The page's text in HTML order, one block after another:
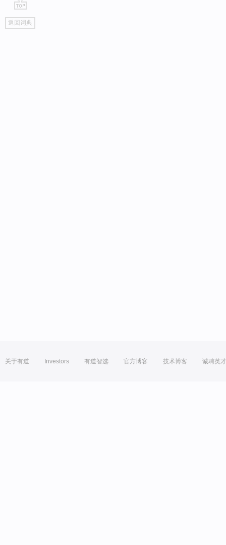
go
top
返回词典
关于有道 Investors 有道智选 官方博客 技术博客 诚聘英才